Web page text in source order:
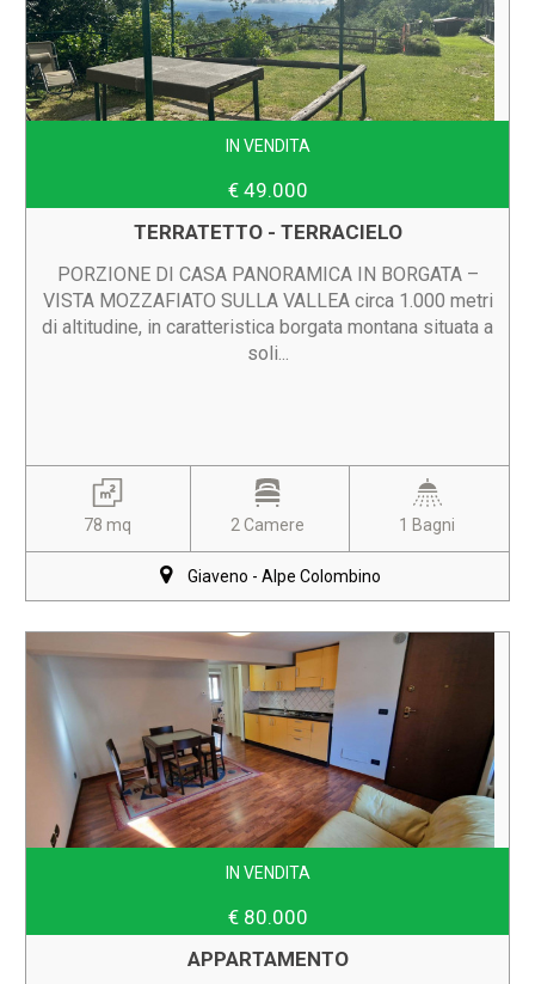
IN VENDITA
€ 49.000
TERRATETTO - TERRACIELO
PORZIONE DI CASA PANORAMICA IN BORGATA –
VISTA MOZZAFIATO SULLA VALLEA circa 1.000 metri
di altitudine, in caratteristica borgata montana situata a
soli...
78 mq 2 Camere 1 Bagni
Giaveno - Alpe Colombino
IN VENDITA
€ 80.000
APPARTAMENTO